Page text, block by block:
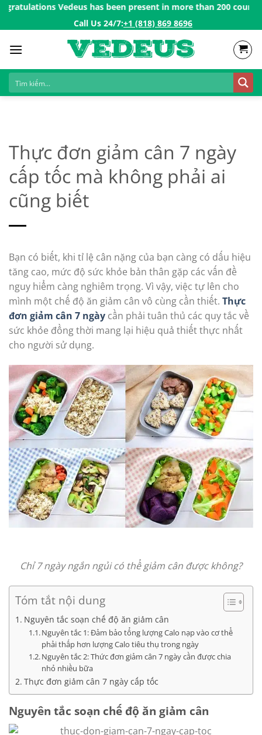
Skip
Vedeus has been present in more than 200 countries
Call Us 24/7:ㅤ+1 (818) 869 8696
Thực đơn giảm cân 7 ngày
cấp tốc mà không phải ai
cũng biết
Bạn có biết, khi tỉ lệ cân nặng của bạn càng có dấu hiệu
tăng cao, mức độ sức khỏe bản thân gặp các vấn đề
nguy hiểm càng nghiêm trọng. Vì vậy, việc tự lên cho
mình một chế độ ăn giảm cân vô cùng cần thiết. Thực
đơn giảm cân 7 ngày cần phải tuân thủ các quy tắc về
sức khỏe đồng thời mang lại hiệu quả thiết thực nhất
cho người sử dụng.
Chỉ 7 ngày ngắn ngủi có thể giảm cân được không?
Tóm tắt nội dung
Nguyên tắc soạn chế độ ăn giảm cân
Nguyên tắc 1: Đảm bảo tổng lượng Calo nạp vào cơ thể
phải thấp hơn lượng Calo tiêu thụ trong ngày
Nguyên tắc 2: Thức đơn giảm cân 7 ngày cần được chia
nhỏ nhiều bữa
Thực đơn giảm cân 7 ngày cấp tốc
Nguyên tắc soạn chế độ ăn giảm cân